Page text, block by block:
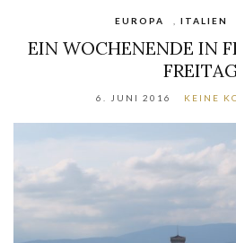
EUROPA ITALIEN
EIN WOCHENENDE IN
6. JUNI 2016 KEINE